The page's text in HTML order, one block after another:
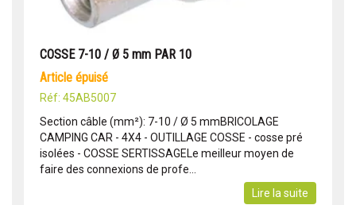
COSSE 7-10 / Ø 5 mm PAR 10
article épuisé
Réf: 45AB5007
Section câble (mm²): 7-10 / Ø 5 mmBRICOLAGE
CAMPING CAR - 4X4 - OUTILLAGE COSSE - cosse pré
isolées - COSSE SERTISSAGELe meilleur moyen de
faire des connexions de profe...
Lire la suite